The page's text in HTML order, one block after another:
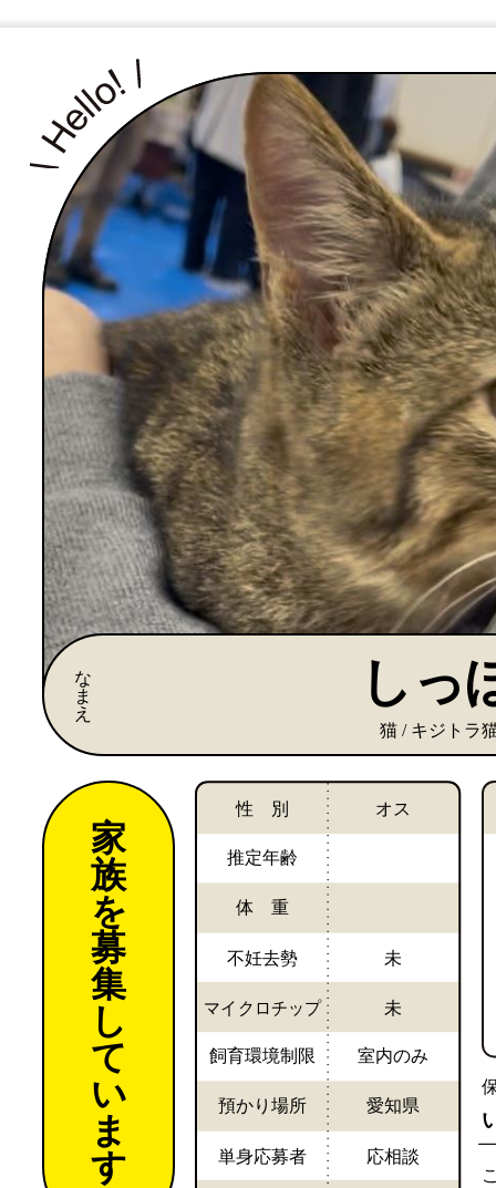
な
ま
え
しっ
猫 / キジトラ
家
族
を
募
集
し
て
い
ま
す
性 別
推定年齢
体 重
不妊去勢
マイクロチップ
飼育環境制限
預かり場所
単身応募者
オス
未
未
室内のみ
愛知県
応相談